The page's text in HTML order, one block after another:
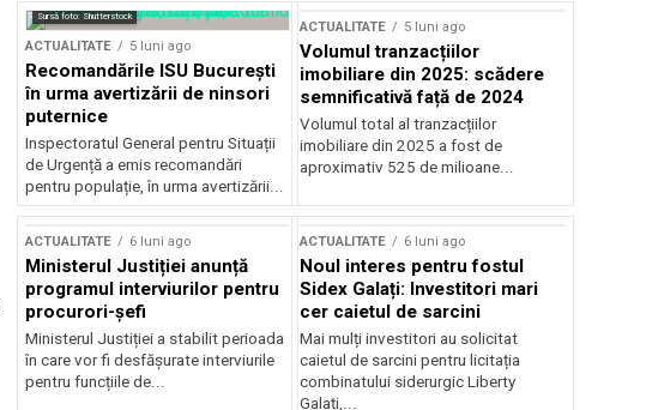
Sursă foto: Shutterstock
ACTUALITATE 5 luni ago
Recomandările ISU București
în urma avertizării de ninsori
puternice
Inspectoratul General pentru Situații
de Urgență a emis recomandări
pentru populație, în urma avertizării...
ACTUALITATE 5 luni ago
Volumul tranzacțiilor
imobiliare din 2025: scădere
semnificativă față de 2024
Volumul total al tranzacțiilor
imobiliare din 2025 a fost de
aproximativ 525 de milioane...
ACTUALITATE 6 luni ago
Ministerul Justiției anunță
programul interviurilor pentru
procurori-șefi
Ministerul Justiției a stabilit perioada
în care vor fi desfășurate interviurile
pentru funcțiile de...
ACTUALITATE 6 luni ago
Noul interes pentru fostul
Sidex Galați: Investitori mari
cer caietul de sarcini
Mai mulți investitori au solicitat
caietul de sarcini pentru licitația
combinatului siderurgic Liberty
Galați,...